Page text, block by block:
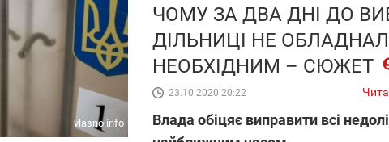
vlasno.info
ЧОМУ ЗА ДВА ДНІ ДО
ДІЛЬНИЦІ НЕ
НЕОБХІДНИМ – СЮЖЕТ
23.10.2020 20:22
Влада обіцяє виправити всі